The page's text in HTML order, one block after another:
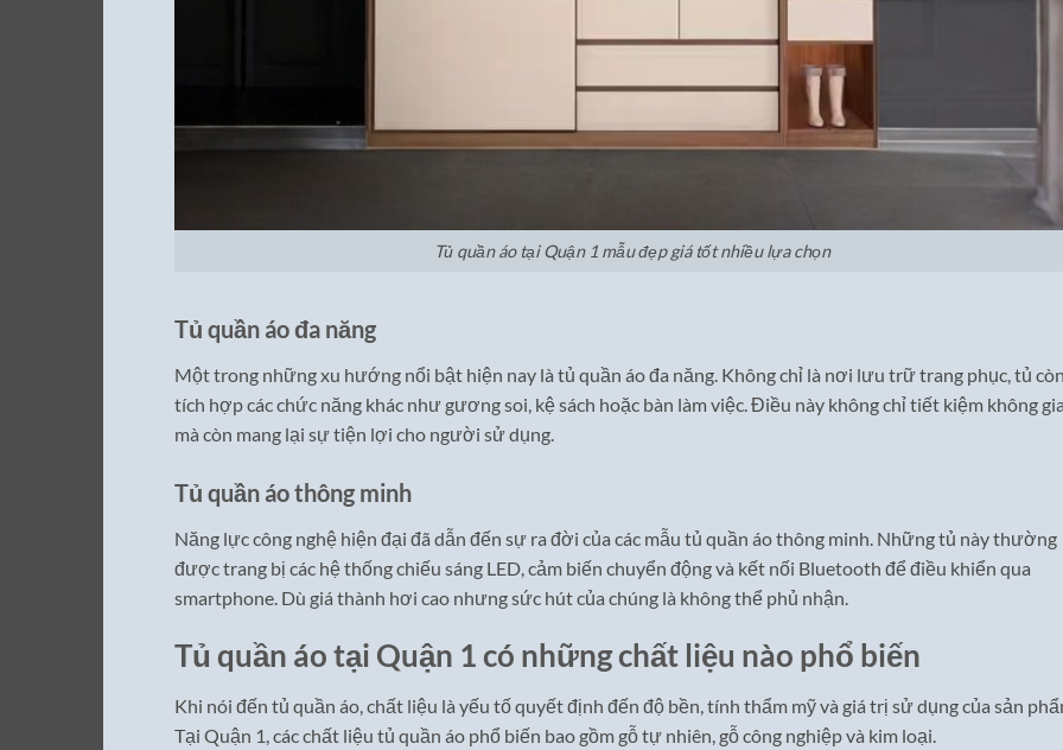
Tủ quần áo tại Quận 1 mẫu đẹp giá tốt nhiều lựa chọn
Tủ quần áo đa năng
Một trong những xu hướng nổi bật hiện nay là tủ quần áo đa năng. Không chỉ là nơi lưu trữ trang phục, tủ
tích hợp các chức năng khác như gương soi, kệ sách hoặc bàn làm việc. Điều này không chỉ tiết kiệm không
mà còn mang lại sự tiện lợi cho người sử dụng.
Tủ quần áo thông minh
Năng lực công nghệ hiện đại đã dẫn đến sự ra đời của các mẫu tủ quần áo thông minh. Những tủ này thường
được trang bị các hệ thống chiếu sáng LED, cảm biến chuyển động và kết nối Bluetooth để điều khiển qua
smartphone. Dù giá thành hơi cao nhưng sức hút của chúng là không thể phủ nhận.
Tủ quần áo tại Quận 1 có những chất liệu nào phổ biến
Khi nói đến tủ quần áo, chất liệu là yếu tố quyết định đến độ bền, tính thẩm mỹ và giá trị sử dụng của sản
Tại Quận 1, các chất liệu tủ quần áo phổ biến bao gồm gỗ tự nhiên, gỗ công nghiệp và kim loại.